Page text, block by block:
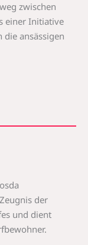
zwischen
einer Initiative
die ansässigen
der
und dient